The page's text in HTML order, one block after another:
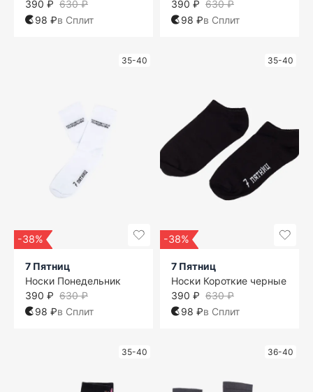
630 ₽
390 ₽
98 ₽в Сплит
630 ₽
390 ₽
98 ₽в Сплит
35-40
-38%
7 Пятниц
Носки Понедельник
630 ₽
390 ₽
98 ₽в Сплит
35-40
-38%
7 Пятниц
Носки Короткие черные
630 ₽
390 ₽
98 ₽в Сплит
35-40 36-40